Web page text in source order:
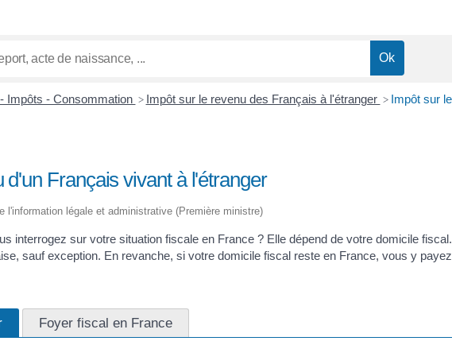
Impôts - Consommation > Impôt sur le revenu des Français à l'étranger > Impôt sur
d'un Français vivant à l'étranger
l'information légale et administrative (Première ministre)
interrogez sur votre situation fiscale en France ? Elle dépend de votre domicile
sauf exception. En revanche, si votre domicile fiscal reste en France, vous y
Foyer fiscal en France